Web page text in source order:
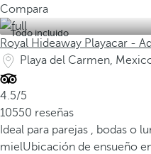
Compara
Todo incluido
Royal Hideaway Playacar -
Playa del Carmen,
4.5/5
10550 reseñas
Ideal para parejas , bodas o
mielUbicación de ensueño